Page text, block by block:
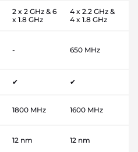
2 x 2 GHz & 6
x 1.8 GHz
4 x 2.2 GHz &
4 x 1.8 GHz
- 650 MHz
✔ ✔
1800 MHz 1600 MHz
12 nm 12 nm